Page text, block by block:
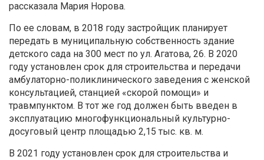
рассказала Мария Норова.
По ее словам, в 2018 году застройщик планирует
передать в муниципальную собственность здание
детского сада на 300 мест по ул. Агатова, 26. В 2020
году установлен срок для строительства и передачи
амбулаторно-поликлинического заведения с женской
консультацией, станцией «скорой помощи» и
травмпунктом. В тот же год должен быть введен в
эксплуатацию многофункциональный культурно-
досуговый центр площадью 2,15 тыс. кв. м.
В 2021 году установлен срок для строительства и